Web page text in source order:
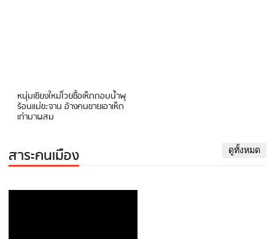
หนุ่มเชียงใหม่โวยซื้อเห็ดถอบน้ำพุ
ร้อนแม่ขะจาน อ้างคนขายเอาเห็ด
เก่ามาผสม
สาระคนเมือง ดูทั้งหมด